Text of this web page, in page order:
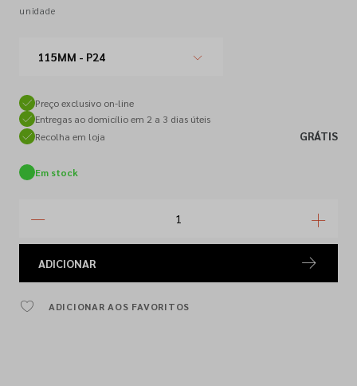
unidade
115MM - P24
Preço exclusivo on-line
Entregas ao domicílio em 2 a 3 dias úteis
Recolha em loja
GRÁTIS
Em stock
ADICIONAR
ADICIONAR AOS FAVORITOS